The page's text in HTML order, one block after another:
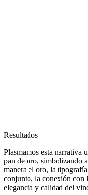
Resultados
Plasmamos esta narrativa
pan de oro, simbolizando
manera el oro, la
conjunto, la conexión con
elegancia y calidad del